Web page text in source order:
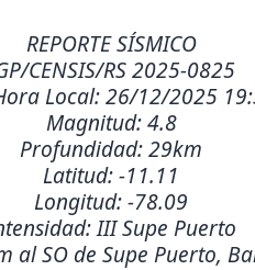
REPORTE SÍSMICO
CENSIS/RS 2025-0825
Local: 26/12/2025
Magnitud: 4.8
Profundidad: 29km
Latitud: -11.11
Longitud: -78.09
III Supe Puerto
al SO de Supe Puerto,